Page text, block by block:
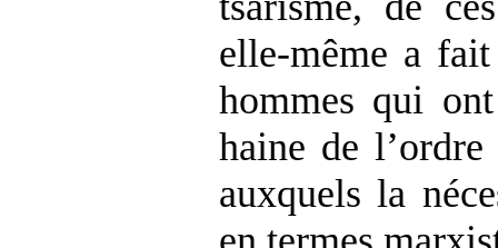
elle-même a
hommes qui
haine de
auxquels la